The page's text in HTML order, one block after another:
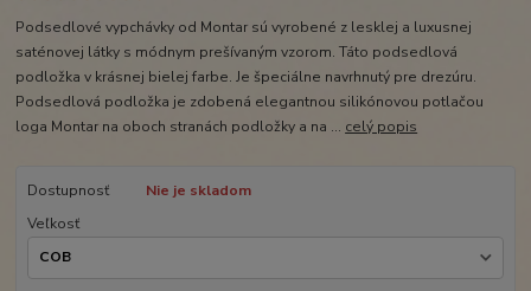
Podsedlové vypchávky od Montar sú vyrobené z lesklej a luxusnej
saténovej látky s módnym prešívaným vzorom. Táto podsedlová
podložka v krásnej bielej farbe. Je špeciálne navrhnutý pre drezúru.
Podsedlová podložka je zdobená elegantnou silikónovou potlačou
loga Montar na oboch stranách podložky a na ... celý popis
Dostupnosť
Nie je skladom
Veľkosť